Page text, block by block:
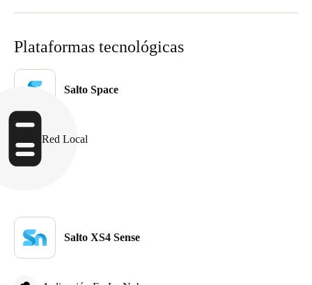
Plataformas tecnológicas
Salto Space
Red Local
Salto XS4 Sense